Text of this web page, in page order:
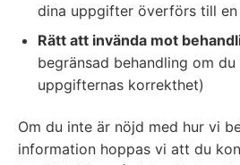
dina uppgifter överförs till en
Rätt att invända mot
begränsad behandling om
uppgifternas korrekthet)
Om du inte är nöjd med hur vi
information hoppas vi att du